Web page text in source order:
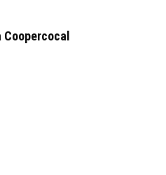
Coopercocal